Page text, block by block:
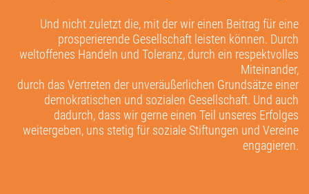
Und nicht zuletzt die, mit der wir einen Beitrag für eine
prosperierende Gesellschaft leisten können. Durch
weltoffenes Handeln und Toleranz, durch ein respektvolles
Miteinander,
durch das Vertreten der unveräußerlichen Grundsätze einer
demokratischen und sozialen Gesellschaft. Und auch
dadurch, dass wir gerne einen Teil unseres Erfolges
weitergeben, uns stetig für soziale Stiftungen und Vereine
engagieren.